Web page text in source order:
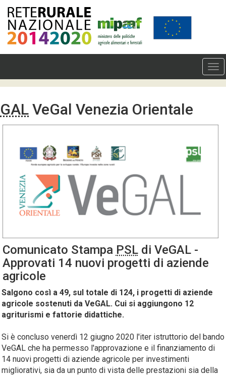
GAL VeGal Venezia Orientale
Comunicato Stampa PSLdi VeGAL -
Approvati 14 nuovi progetti di aziende
agricole
Salgono così a 49, sul totale di 124, i progetti di aziende
agricole sostenuti da VeGAL. Cui si aggiungono 12
agriturismi e fattorie didattiche.
Si è concluso venerdì 12 giugno 2020 l'iter istruttorio del bando
VeGAL che ha permesso l'approvazione e il finanziamento di
14 nuovi progetti di aziende agricole per investimenti
migliorativi, sia da un punto di vista delle prestazioni sia della